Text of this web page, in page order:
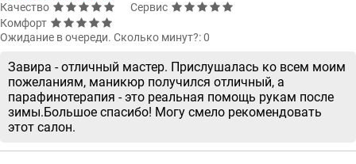
Качество
Сервис
Комфорт
Ожидание в очереди. Сколько минут?: 0
Завира - отличный мастер. Прислушалась ко всем моим
пожеланиям, маникюр получился отличный, а
парафинотерапия - это реальная помощь рукам после
зимы.Большое спасибо! Могу смело рекомендовать
этот салон.